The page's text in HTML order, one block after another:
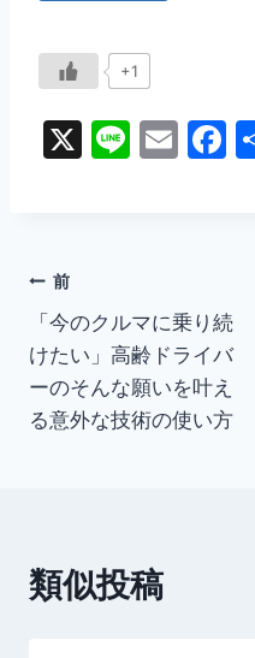
+1
X
Li E
F
o
o
k
投
稿
ナ
ビ
シ
前
「今のクルマに乗り続
けたい」高齢ドライバ
ーのそんな願いを叶え
る意外な技術の使い方
類似投稿